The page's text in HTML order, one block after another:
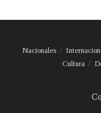
Nacionales
Cultura